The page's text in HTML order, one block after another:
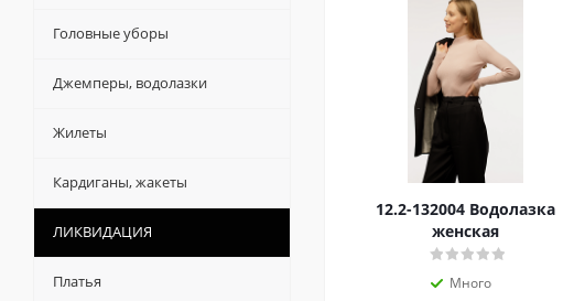
12.2-132004 Водолазка
женская
Много
Головные уборы
Джемперы, водолазки
Жилеты
Кардиганы, жакеты
ЛИКВИДАЦИЯ
Платья